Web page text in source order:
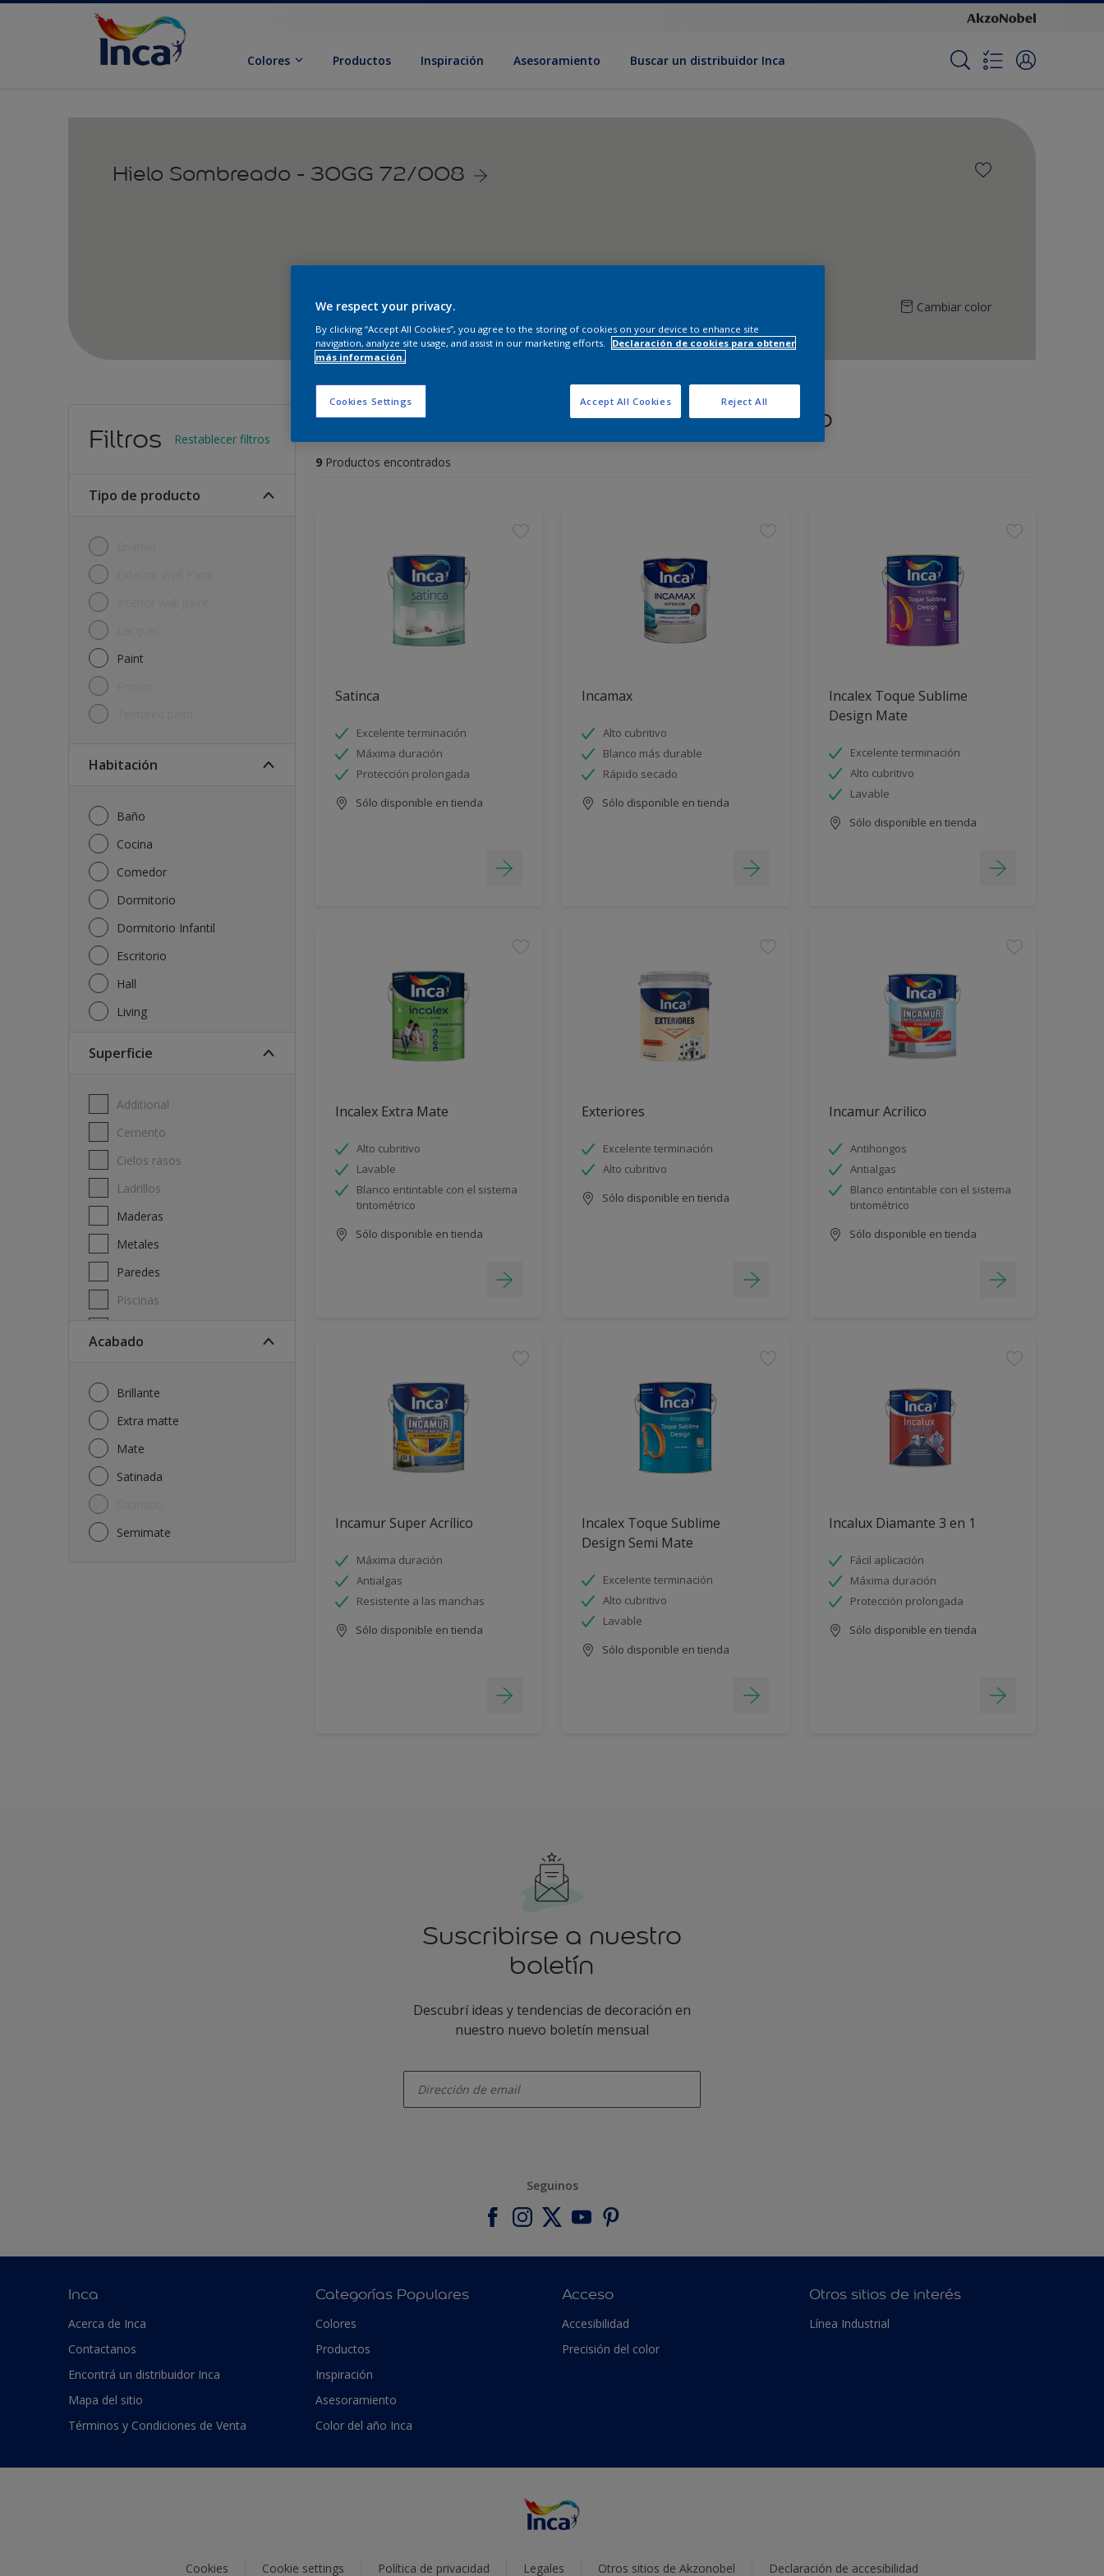
Colores Productos Inspiración Asesoramiento Buscar un distribuidor Inca
Hielo Sombreado - 30GG 72/008
Cambiar color
Filtros Restablecer filtros
Tipo de producto
Paint
Habitación
Baño
Cocina
Comedor
Dormitorio
Dormitorio Infantil
Escritorio
Hall
Living
Superficie
Additional
Cemento
Cielos rasos
Ladrillos
Maderas
Metales
Paredes
Piscinas
Acabado
Brillante
Extra matte
Mate
Satinada
Semimate
Encuentra los productos para tu proyecto
9 Productos encontrados
Satinca
Excelente terminación
Máxima duración
Protección prolongada
Sólo disponible en tienda
Incamax
Alto cubritivo
Blanco más durable
Rápido secado
Sólo disponible en tienda
Incalex Toque Sublime
Design Mate
Excelente terminación
Alto cubritivo
Lavable
Sólo disponible en tienda
Incalex Extra Mate
Alto cubritivo
Lavable
Blanco entintable con el sistema
tintométrico
Sólo disponible en tienda
Exteriores
Excelente terminación
Alto cubritivo
Sólo disponible en tienda
Incamur Acrilico
Antihongos
Antialgas
Blanco entintable con el sistema
tintométrico
Sólo disponible en tienda
Incamur Super Acrílico
Máxima duración
Antialgas
Resistente a las manchas
Sólo disponible en tienda
Incalex Toque Sublime
Design Semi Mate
Excelente terminación
Alto cubritivo
Lavable
Sólo disponible en tienda
Incalux Diamante 3 en 1
Fácil aplicación
Máxima duración
Protección prolongada
Sólo disponible en tienda
Suscribirse a nuestro
boletín
Descubrí ideas y tendencias de decoración en
nuestro nuevo boletín mensual
Seguinos
Inca
Acerca de Inca
Contactanos
Encontrá un distribuidor Inca
Mapa del sitio
Términos y Condiciones de Venta
Categorías Populares
Colores
Productos
Inspiración
Asesoramiento
Color del año Inca
Acceso
Accesibilidad
Precisión del color
Otros sitios de interés
Línea Industrial
Cookies Cookie settings Política de privacidad Legales Otros sitios de Akzonobel Declaración de accesibilidad
We respect your privacy.
By clicking “Accept All Cookies”, you agree to the storing of cookies on your device to enhance site
navigation, analyze site usage, and assist in our marketing efforts.
Declaración de cookies para obtener
más información.
Cookies Settings Reject All
Accept All Cookies